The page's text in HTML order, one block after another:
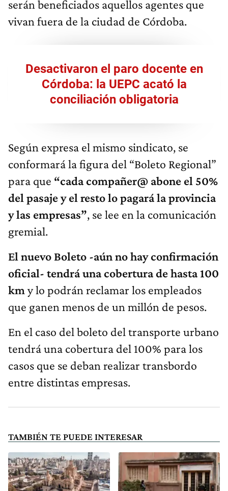
serán beneficiados aquellos agentes que
vivan fuera de la ciudad de Córdoba.
Desactivaron el paro docente en
Córdoba: la UEPC acató la
conciliación obligatoria
Según expresa el mismo sindicato, se
conformará la figura del “Boleto Regional”
para que “cada compañer@ abone el 50%
del pasaje y el resto lo pagará la provincia
y las empresas”, se lee en la comunicación
gremial.
El nuevo Boleto -aún no hay confirmación
oficial- tendrá una cobertura de hasta 100
km y lo podrán reclamar los empleados
que ganen menos de un millón de pesos.
En el caso del boleto del transporte urbano
tendrá una cobertura del 100% para los
casos que se deban realizar transbordo
entre distintas empresas.
TAMBIÉN TE PUEDE INTERESAR